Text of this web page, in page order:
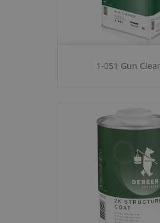
1-051 Gun